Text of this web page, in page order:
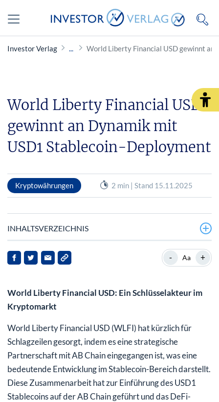
Investor Verlag World Liberty Financial USD gewinnt
World Liberty Financial USD
gewinnt an Dynamik mit
USD1 Stablecoin-Deployment
Kryptowährungen 2 min | Stand 15.11.2025
INHALTSVERZEICHNIS
- Aa +
World Liberty Financial USD: Ein Schlüsselakteur im
Kryptomarkt
World Liberty Financial USD (WLFI) hat kürzlich für
Schlagzeilen gesorgt, indem es eine strategische
Partnerschaft mit AB Chain eingegangen ist, was eine
bedeutende Entwicklung im Stablecoin-Bereich darstellt.
Diese Zusammenarbeit hat zur Einführung des USD1
Stablecoins auf der AB Chain geführt und das DeFi-